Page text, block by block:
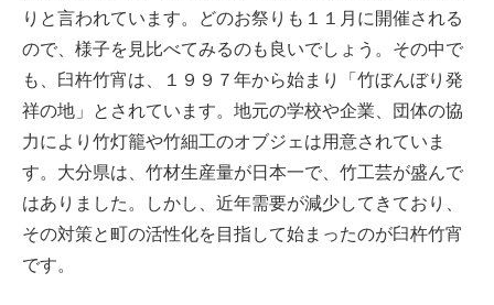
りと言われています。どのお祭りも１１月に開催される
ので、様子を見比べてみるのも良いでしょう。その中で
も、臼杵竹宵は、１９９７年から始まり「竹ぼんぼり発
祥の地」とされています。地元の学校や企業、団体の協
力により竹灯籠や竹細工のオブジェは用意されていま
す。大分県は、竹材生産量が日本一で、竹工芸が盛んで
はありました。しかし、近年需要が減少してきており、
その対策と町の活性化を目指して始まったのが臼杵竹宵
です。